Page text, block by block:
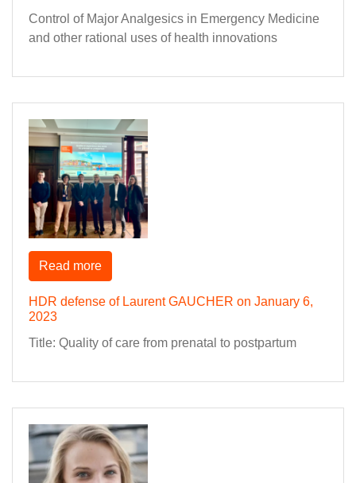
Control of Major Analgesics in Emergency Medicine
and other rational uses of health innovations
HDR defense of Laurent GAUCHER on January 6,
2023
Title: Quality of care from prenatal to postpartum
Read more